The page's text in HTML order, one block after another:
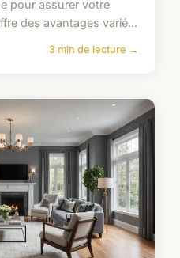
pour assurer votre
des avantages varié...
3 min de lecture →